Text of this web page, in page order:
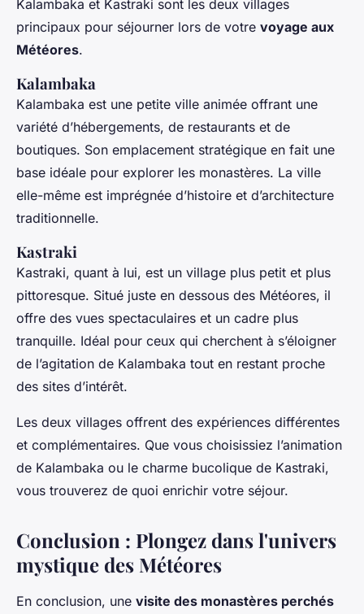
Kalambaka et Kastraki sont les deux villages
principaux pour séjourner lors de votre voyage aux
Météores.
Kalambaka
Kalambaka est une petite ville animée offrant une
variété d’hébergements, de restaurants et de
boutiques. Son emplacement stratégique en fait une
base idéale pour explorer les monastères. La ville
elle-même est imprégnée d’histoire et d’architecture
traditionnelle.
Kastraki
Kastraki, quant à lui, est un village plus petit et plus
pittoresque. Situé juste en dessous des Météores, il
offre des vues spectaculaires et un cadre plus
tranquille. Idéal pour ceux qui cherchent à s’éloigner
de l’agitation de Kalambaka tout en restant proche
des sites d’intérêt.
Les deux villages offrent des expériences différentes
et complémentaires. Que vous choisissiez l’animation
de Kalambaka ou le charme bucolique de Kastraki,
vous trouverez de quoi enrichir votre séjour.
Conclusion : Plongez dans l'univers
mystique des Météores
En conclusion, une visite des monastères perchés